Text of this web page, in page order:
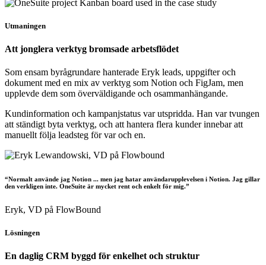
Utmaningen
Att jonglera verktyg bromsade arbetsflödet
Som ensam byrågrundare hanterade Eryk leads, uppgifter och
dokument med en mix av verktyg som Notion och FigJam, men
upplevde dem som överväldigande och osammanhängande.
Kundinformation och kampanjstatus var utspridda. Han var tvungen
att ständigt byta verktyg, och att hantera flera kunder innebar att
manuellt följa leadsteg för var och en.
“Normalt använde jag Notion ... men jag hatar användarupplevelsen i Notion. Jag gillar
den verkligen inte. OneSuite är mycket rent och enkelt för mig.”
Eryk, VD på FlowBound
Lösningen
En daglig CRM byggd för enkelhet och struktur